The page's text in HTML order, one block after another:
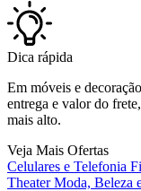
Dica rápida
Em móveis e
entrega e valor do
mais alto.
Veja Mais Ofertas
Celulares e Telefonia
TheaterModa, Beleza